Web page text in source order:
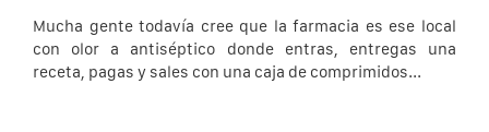
Mucha gente todavía cree que la farmacia es ese local
con olor a antiséptico donde entras, entregas una
receta, pagas y sales con una caja de comprimidos...